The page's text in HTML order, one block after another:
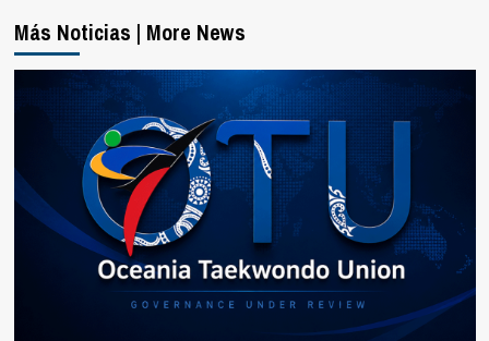
Más Noticias | More News